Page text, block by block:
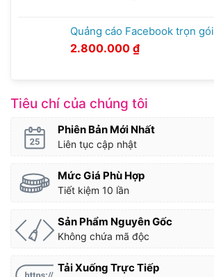
Quảng cáo Facebook trọn gói
2.800.000 ₫
Tiêu chí của chúng tôi
Phiên Bản Mới Nhất
Liên tục cập nhật
Mức Giá Phù Hợp
Tiết kiệm 10 lần
Sản Phẩm Nguyên Gốc
Không chứa mã độc
Tải Xuống Trực Tiếp